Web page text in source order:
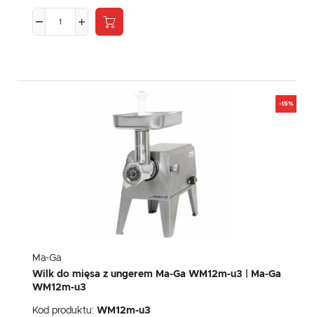
-15%
Ma-Ga
Wilk do mięsa z ungerem Ma-Ga WM12m-u3 | Ma-Ga
WM12m-u3
Kod produktu: WM12m-u3